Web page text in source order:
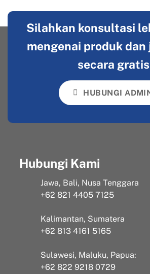
Silahkan konsultasi
mengenai produk dan
secara gratis
HUBUNGI
Hubungi Kami
Jawa, Bali, Nusa Tenggara
+62 821 4405 7125
Kalimantan, Sumatera
+62 813 4161 5165
Sulawesi, Maluku, Papua:
+62 822 9218 0729